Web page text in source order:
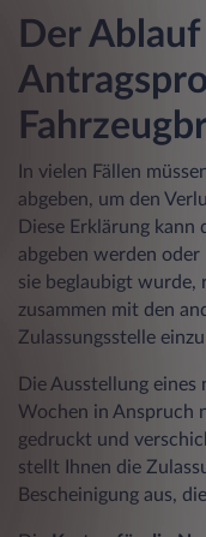
Der Ablauf
In vielen Fällen
abgeben, um den
Diese Erklärung kann
abgeben werden
sie beglaubigt wurde,
zusammen mit den
Zulassungsstelle
Die Ausstellung eines
Wochen in Anspruch
gedruckt und
stellt Ihnen die
Bescheinigung aus,